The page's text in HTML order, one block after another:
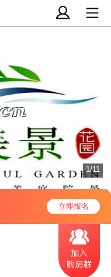
立即报名
1/11